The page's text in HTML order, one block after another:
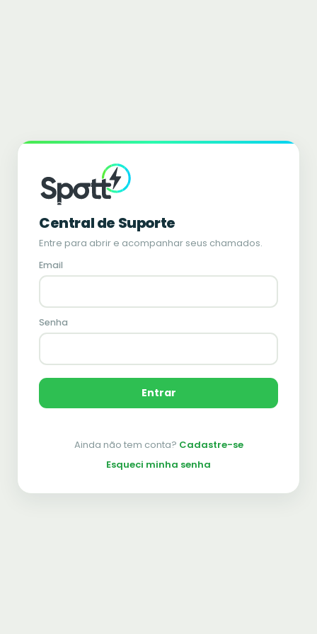
Central de Suporte
Entre para abrir e acompanhar seus chamados.
Email
Senha
Entrar
Ainda não tem conta? Cadastre-se
Esqueci minha senha